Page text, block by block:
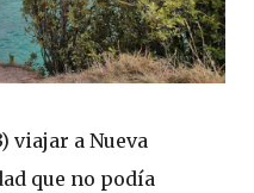
viajar a Nueva
que no podía